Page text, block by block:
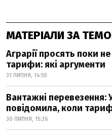
МАТЕРІАЛИ ЗА
Аграрії просять поки
тарифи: які аргументи
31 ЛИПНЯ, 14:50
Вантажні перевезення:
повідомила, коли
30 ЛИПНЯ, 15:26